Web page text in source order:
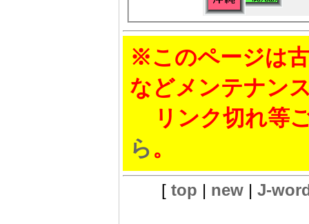
※このページは
などメンテナン
リンク切れ等
ら。
[ top | new| J-